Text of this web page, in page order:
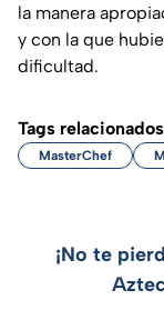
la manera
y con la que
dificultad.
Tags relacionados
MasterChef
¡No te